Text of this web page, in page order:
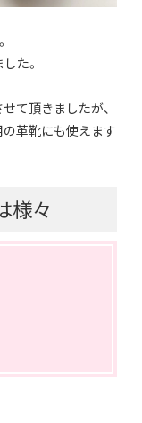
た。
て頂きましたが、
革靴にも使えます
様々